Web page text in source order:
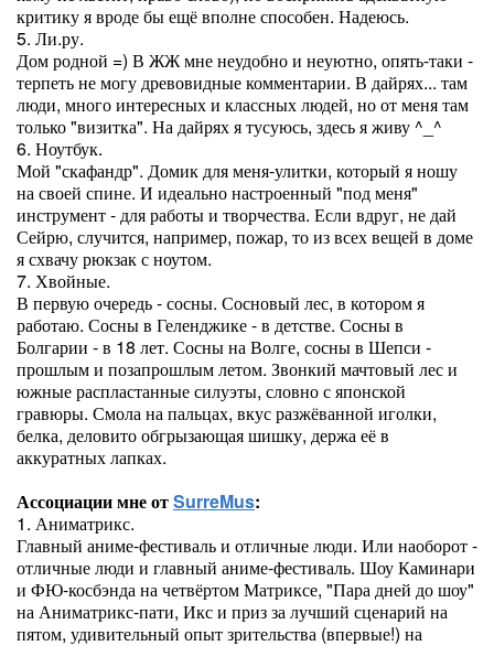
критику я вроде бы ещё вполне способен. Надеюсь.
5. Ли.ру.
Дом родной =) В ЖЖ мне неудобно и неуютно, опять-таки -
терпеть не могу древовидные комментарии. В дайрях... там
люди, много интересных и классных людей, но от меня там
только "визитка". На дайрях я тусуюсь, здесь я живу ^_^
6. Ноутбук.
Мой "скафандр". Домик для меня-улитки, который я ношу
на своей спине. И идеально настроенный "под меня"
инструмент - для работы и творчества. Если вдруг, не дай
Сейрю, случится, например, пожар, то из всех вещей в доме
я схвачу рюкзак с ноутом.
7. Хвойные.
В первую очередь - сосны. Сосновый лес, в котором я
работаю. Сосны в Геленджике - в детстве. Сосны в
Болгарии - в 18 лет. Сосны на Волге, сосны в Шепси -
прошлым и позапрошлым летом. Звонкий мачтовый лес и
южные распластанные силуэты, словно с японской
гравюры. Смола на пальцах, вкус разжёванной иголки,
белка, деловито обгрызающая шишку, держа её в
аккуратных лапках.
Ассоциации мне отSurreMus:
1. Аниматрикс.
Главный аниме-фестиваль и отличные люди. Или наоборот -
отличные люди и главный аниме-фестиваль. Шоу Каминари
и ФЮ-косбэнда на четвёртом Матриксе, "Пара дней до шоу"
на Аниматрикс-пати, Икс и приз за лучший сценарий на
пятом, удивительный опыт зрительства (впервые!) на